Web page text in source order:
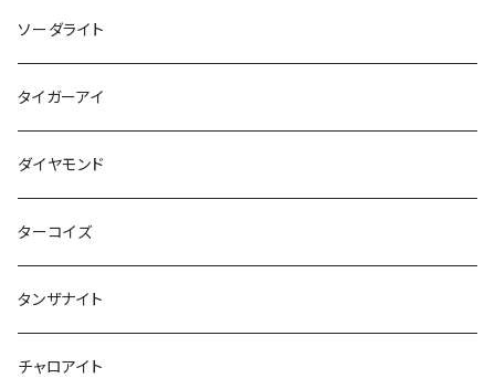
ソーダライト
タイガーアイ
ダイヤモンド
ターコイズ
タンザナイト
チャロアイト